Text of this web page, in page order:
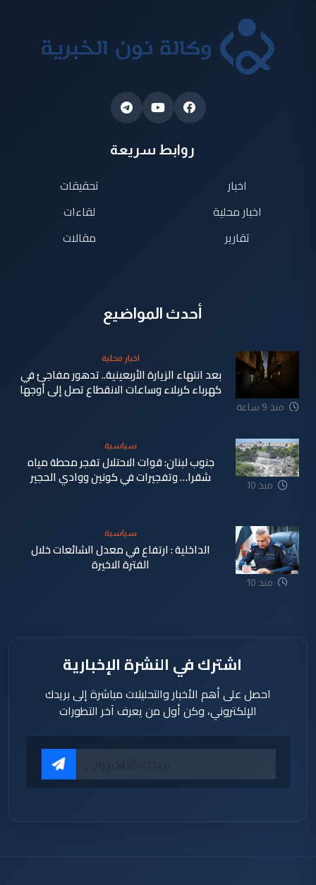
روابط سريعة
اخبار
اخبار محلية
تقارير
تحقيقات
لقاءات
مقالات
أحدث المواضيع
منذ 9 ساعة
اخبار محلية
بعد انتهاء الزيارة الأربعينية.. تدهور مفاجئ في
كهرباء كربلاء وساعات الانقطاع تصل إلى أوجها
منذ 10
سياسية
جنوب لبنان: قوات الاحتلال تفجر محطة مياه
شقرا… وتفجيرات في كونين ووادي الحجير
منذ 10
سياسية
الداخلية : ارتفاع في معدل الشائعات خلال
الفترة الاخيرة
اشترك في النشرة الإخبارية
احصل على أهم الأخبار والتحليلات مباشرة إلى بريدك
الإلكتروني، وكن أول من يعرف آخر التطورات